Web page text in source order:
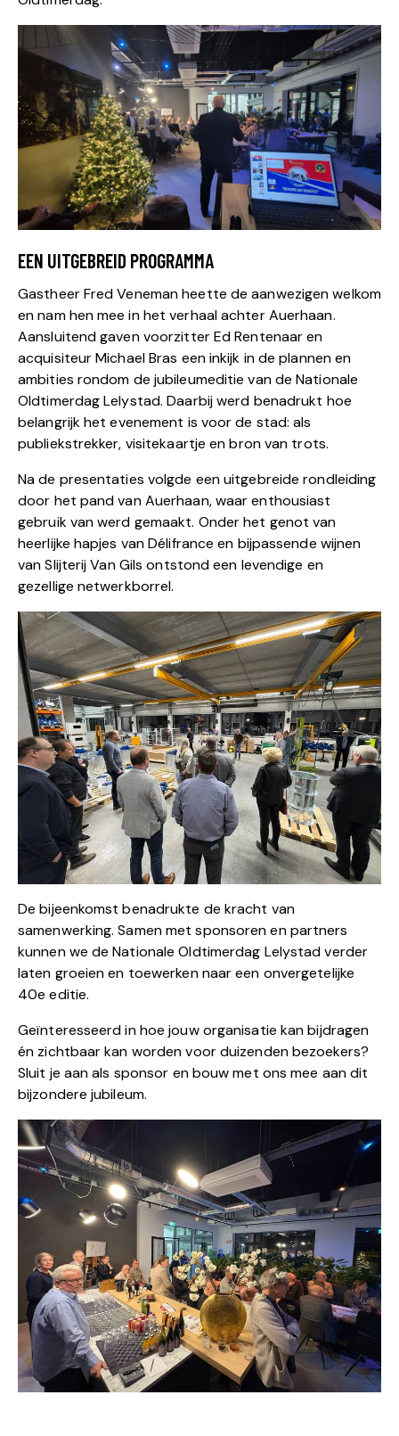
EEN UITGEBREID PROGRAMMA
Gastheer Fred Veneman heette de aanwezigen welkom
en nam hen mee in het verhaal achter Auerhaan.
Aansluitend gaven voorzitter Ed Rentenaar en
acquisiteur Michael Bras een inkijk in de plannen en
ambities rondom de jubileumeditie van de Nationale
Oldtimerdag Lelystad. Daarbij werd benadrukt hoe
belangrijk het evenement is voor de stad: als
publiekstrekker, visitekaartje en bron van trots.
Na de presentaties volgde een uitgebreide rondleiding
door het pand van Auerhaan, waar enthousiast
gebruik van werd gemaakt. Onder het genot van
heerlijke hapjes van Délifrance en bijpassende wijnen
van Slijterij Van Gils ontstond een levendige en
gezellige netwerkborrel.
De bijeenkomst benadrukte de kracht van
samenwerking. Samen met sponsoren en partners
kunnen we de Nationale Oldtimerdag Lelystad verder
laten groeien en toewerken naar een onvergetelijke
40e editie.
Geïnteresseerd in hoe jouw organisatie kan bijdragen
én zichtbaar kan worden voor duizenden bezoekers?
Sluit je aan als sponsor en bouw met ons mee aan dit
bijzondere jubileum.